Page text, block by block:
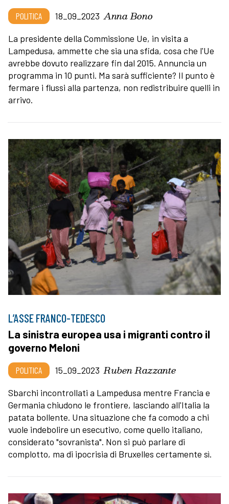
POLITICA 18_09_2023 Anna Bono
La presidente della Commissione Ue, in visita a
Lampedusa, ammette che sia una sfida, cosa che l'Ue
avrebbe dovuto realizzare fin dal 2015. Annuncia un
programma in 10 punti. Ma sarà sufficiente? Il punto è
fermare i flussi alla partenza, non redistribuire quelli in
arrivo.
L’ASSE FRANCO-TEDESCO
La sinistra europea usa i migranti contro il
governo Meloni
POLITICA 15_09_2023 Ruben Razzante
Sbarchi incontrollati a Lampedusa mentre Francia e
Germania chiudono le frontiere, lasciando all'Italia la
patata bollente. Una situazione che fa comodo a chi
vuole indebolire un esecutivo, come quello italiano,
considerato "sovranista". Non si può parlare di
complotto, ma di ipocrisia di Bruxelles certamente sì.